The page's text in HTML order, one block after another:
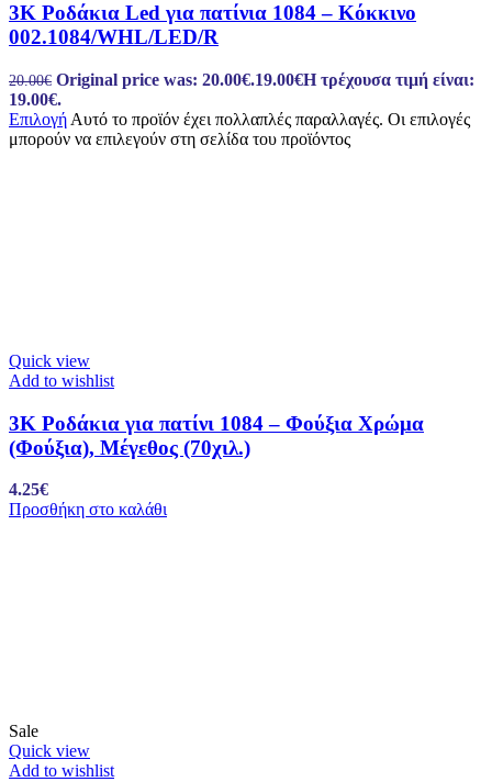
3K Ροδάκια Led για πατίνια 1084 – Κόκκινο
002.1084/WHL/LED/R
20.00€ Original price was: 20.00€.19.00€Η τρέχουσα τιμή είναι:
19.00€.
Επιλογή Αυτό το προϊόν έχει πολλαπλές παραλλαγές. Οι επιλογές
μπορούν να επιλεγούν στη σελίδα του προϊόντος
Quick view
Add to wishlist
3K Ροδάκια για πατίνι 1084 – Φούξια Χρώμα
(Φούξια), Μέγεθος (70χιλ.)
4.25€
Προσθήκη στο καλάθι
Sale
Quick view
Add to wishlist